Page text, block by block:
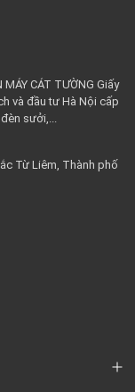
CÁT TƯỜNG Giấy
và đầu tư Hà Nội cấp
sưởi,...
Từ Liêm, Thành phố